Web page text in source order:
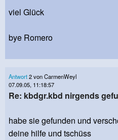
viel Glück
bye Romero
Antwort2 von CarmenWeyl
07.09.05, 11:18:57
Re: kbdgr.kbd nirgends
habe sie gefunden und
deine hilfe und tschüss